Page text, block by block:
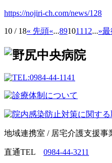
https://nojiri-ch.com/news/128
10 / 18« 先頭«...891011 12...»最
地域連携室 / 居宅介護支援事
直通TEL 0984-44-3211